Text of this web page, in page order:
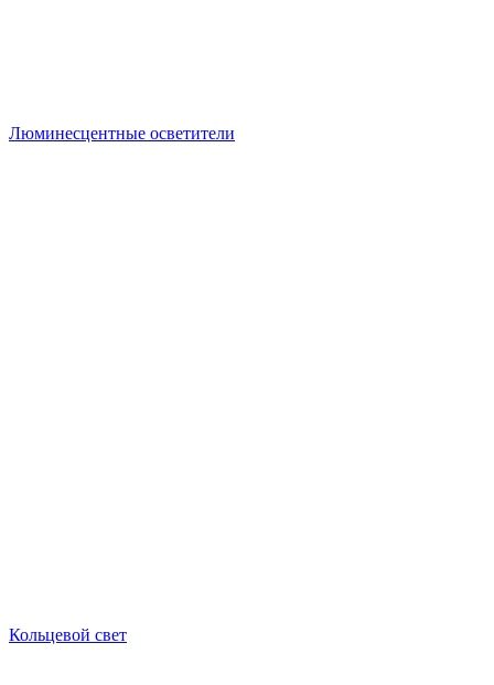
Люминесцентные осветители
Кольцевой свет